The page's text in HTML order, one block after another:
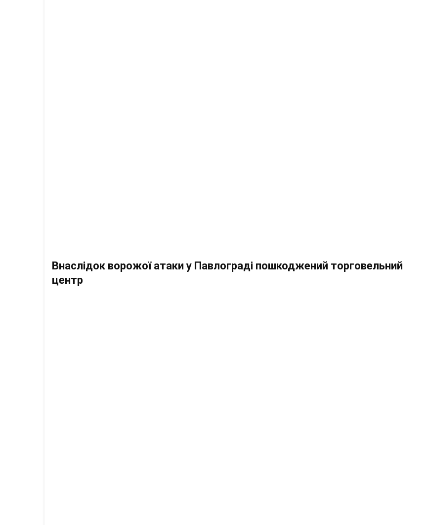
Внаслідок ворожої атаки у Павлограді пошкоджений торговельний
центр